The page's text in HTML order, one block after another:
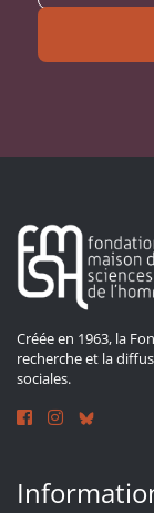
Créée en 1963, la
recherche et la
sociales.